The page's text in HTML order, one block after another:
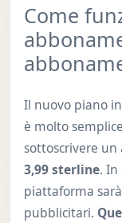
Come
Il nuovo piano
è molto
sottoscrivere
3,99 sterline. In
piattaforma
pubblicitari.